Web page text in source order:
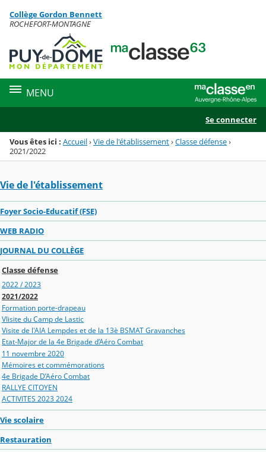
Menu de la rubrique
Contenu
Collège Gordon Bennett
ROCHEFORT-MONTAGNE
MENU
Se connecter
Vous êtes ici : Accueil›Vie de l'établissement›Classe défense›
2021/2022
Vie de l'établissement
Foyer Socio-Educatif (FSE)
WEB RADIO
JOURNAL DU COLLÈGE
Classe défense
2022 / 2023
2021/2022
Formation porte-drapeau
VIisite du Camp de Lastic
Visite de l'AIA Lempdes et de la 13è BSMAT Gravanches
Etat-Major de la 4e Brigade d’Aéro Combat
11 novembre 2020
Mémoires et commémorations
4e Brigade D’Aéro Combat
RALLYE CITOYEN
ACTIVITES 2023 2024
Vie scolaire
Restauration